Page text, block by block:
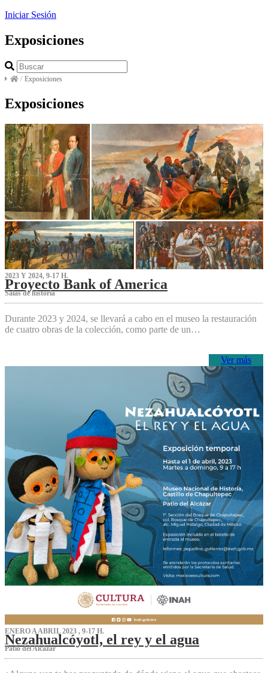
Iniciar Sesión
Exposiciones
/ Exposiciones
Exposiciones
2023 Y 2024, 9-17 H.
Proyecto Bank of America
S‌alas de historia
Durante 2023 y 2024, se llevará a cabo en el museo la restauración
de cuatro obras de la colección, como parte de un…
Ver más
ENERO A ABRIL 2023 , 9-17 H.
Nezahualcóyotl, el rey y el agua
Patio del Alcázar